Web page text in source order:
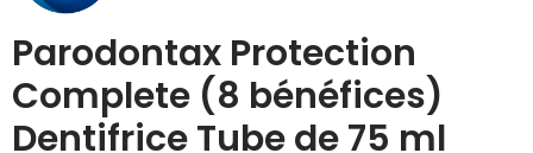
Parodontax Protection
Complete (8 bénéfices)
Dentifrice Tube de 75 ml